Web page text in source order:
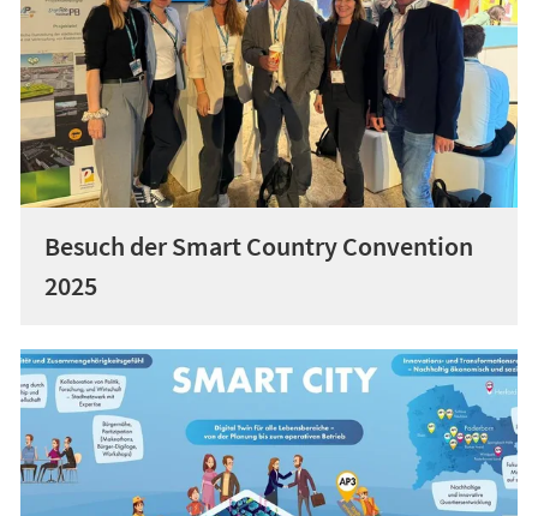
Besuch der Smart Country Convention
2025